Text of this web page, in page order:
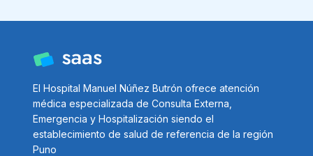
El Hospital Manuel Núñez Butrón ofrece atención
médica especializada de Consulta Externa,
Emergencia y Hospitalización siendo el
establecimiento de salud de referencia de la región
Puno